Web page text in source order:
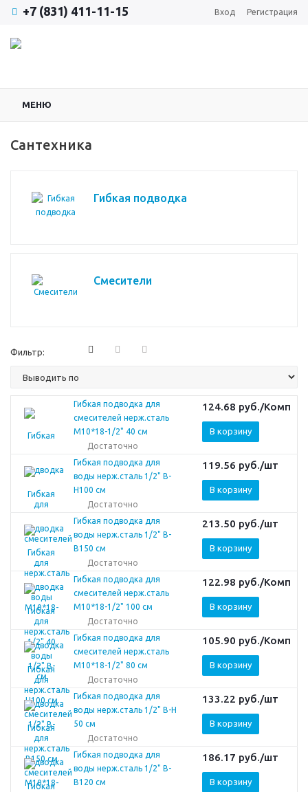
+7 (831) 411-11-15 Вход Регистрация
МЕНЮ
Сантехника
Гибкая подводка
Смесители
Фильтр:
Гибкая подводка для
смесителей нерж.сталь
М10*18-1/2" 40 см
Достаточно
124.68 руб./Комп
В корзину
Гибкая подводка для
воды нерж.сталь 1/2" В-
Н100 см
Достаточно
119.56 руб./шт
В корзину
Гибкая подводка для
воды нерж.сталь 1/2" В-
В150 см
Достаточно
213.50 руб./шт
В корзину
Гибкая подводка для
смесителей нерж.сталь
М10*18-1/2" 100 см
Достаточно
122.98 руб./Комп
В корзину
Гибкая подводка для
смесителей нерж.сталь
М10*18-1/2" 80 см
Достаточно
105.90 руб./Комп
В корзину
Гибкая подводка для
воды нерж.сталь 1/2" В-Н
50 см
Достаточно
133.22 руб./шт
В корзину
Гибкая подводка для
воды нерж.сталь 1/2" В-
В120 см
186.17 руб./шт
В корзину